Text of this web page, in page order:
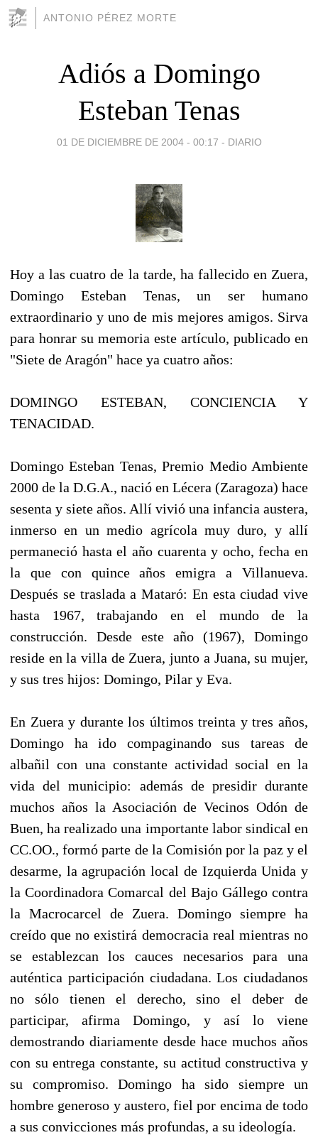
ANTONIO PÉREZ MORTE
Adiós a Domingo
Esteban Tenas
01 DE DICIEMBRE DE 2004 - 00:17 - DIARIO
Hoy a las cuatro de la tarde, ha fallecido en Zuera,
Domingo Esteban Tenas, un ser humano
extraordinario y uno de mis mejores amigos. Sirva
para honrar su memoria este artículo, publicado en
"Siete de Aragón" hace ya cuatro años:
DOMINGO ESTEBAN, CONCIENCIA Y
TENACIDAD.
Domingo Esteban Tenas, Premio Medio Ambiente
2000 de la D.G.A., nació en Lécera (Zaragoza) hace
sesenta y siete años. Allí vivió una infancia austera,
inmerso en un medio agrícola muy duro, y allí
permaneció hasta el año cuarenta y ocho, fecha en
la que con quince años emigra a Villanueva.
Después se traslada a Mataró: En esta ciudad vive
hasta 1967, trabajando en el mundo de la
construcción. Desde este año (1967), Domingo
reside en la villa de Zuera, junto a Juana, su mujer,
y sus tres hijos: Domingo, Pilar y Eva.
En Zuera y durante los últimos treinta y tres años,
Domingo ha ido compaginando sus tareas de
albañil con una constante actividad social en la
vida del municipio: además de presidir durante
muchos años la Asociación de Vecinos Odón de
Buen, ha realizado una importante labor sindical en
CC.OO., formó parte de la Comisión por la paz y el
desarme, la agrupación local de Izquierda Unida y
la Coordinadora Comarcal del Bajo Gállego contra
la Macrocarcel de Zuera. Domingo siempre ha
creído que no existirá democracia real mientras no
se establezcan los cauces necesarios para una
auténtica participación ciudadana. Los ciudadanos
no sólo tienen el derecho, sino el deber de
participar, afirma Domingo, y así lo viene
demostrando diariamente desde hace muchos años
con su entrega constante, su actitud constructiva y
su compromiso. Domingo ha sido siempre un
hombre generoso y austero, fiel por encima de todo
a sus convicciones más profundas, a su ideología.